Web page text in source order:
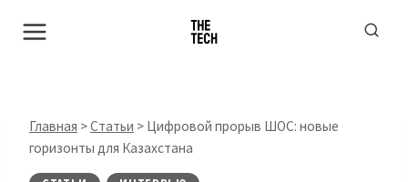
Главная >Статьи > Цифровой прорыв ШОС: новые
горизонты для Казахстана